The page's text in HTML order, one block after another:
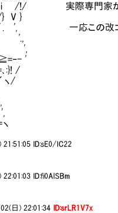
実際専門家が見ても
V }
この改コロンブス級
'.,
',
'
:}! /
/
ID:sE0/IC22
ID:fi0AISBm
日) 22:01:34 ID:srLR1V7x